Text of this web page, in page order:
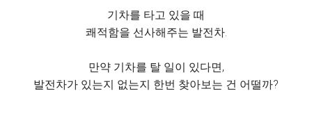
기차를 타고 있을 때
쾌적함을 선사해주는 발전차.
만약 기차를 탈 일이 있다면,
발전차가 있는지 없는지 한번 찾아보는 건 어떨까?